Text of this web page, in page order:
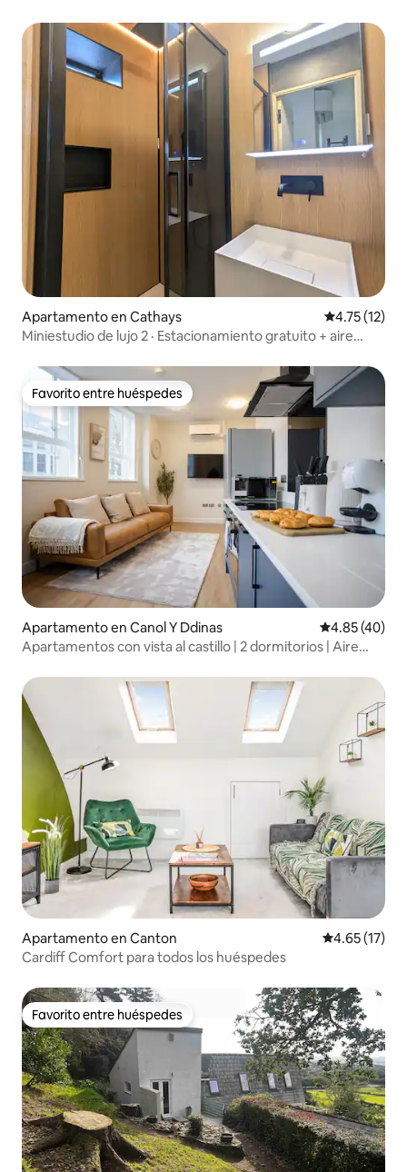
Apartamento en Cathays Calificación
4.75 (12)
Miniestudio de lujo 2 · Estacionamiento gratuito + aire
Favorito entre huéspedes
Favorito entre huéspedes
Apartamento en Canol Y Ddinas Calificación
4.85 (40)
Apartamentos con vista al castillo | 2 dormitorios | Aire
Apartamento en Canton Calificación
4.65 (17)
Cardiff Comfort para todos los huéspedes
Favorito entre huéspedes
Favorito entre huéspedes